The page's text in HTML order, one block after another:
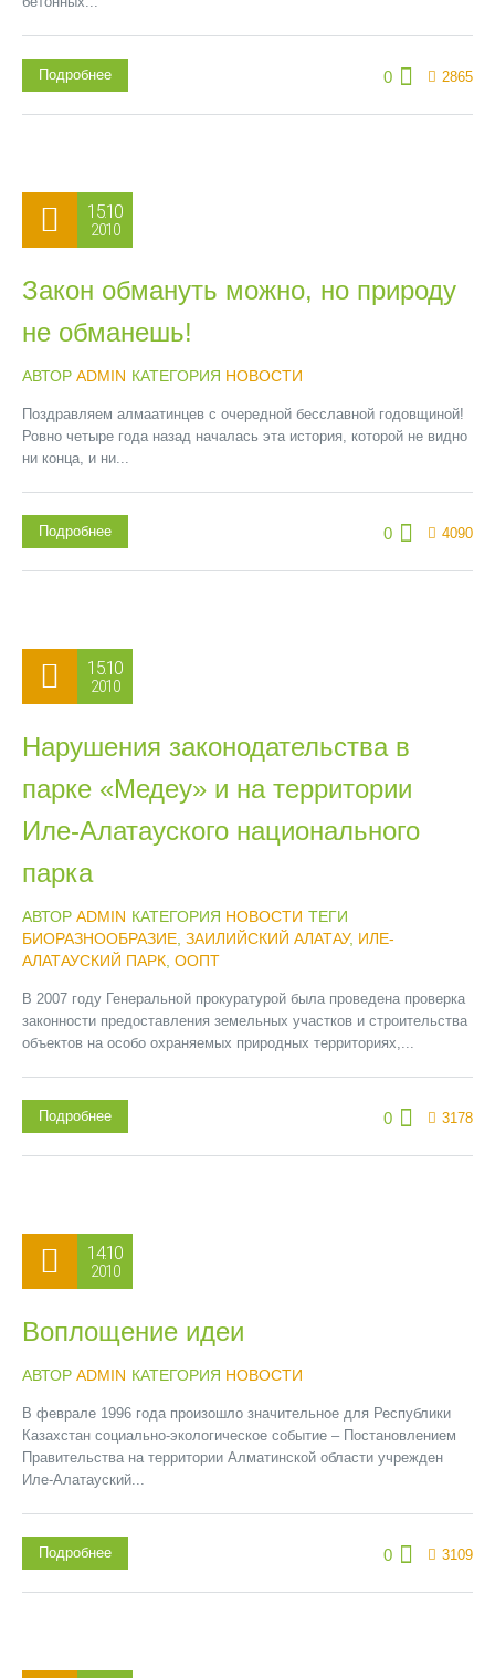
0 2865
Подробнее
15.10
2010
Закон обмануть можно, но природу
не обманешь!
АВТОР ADMIN КАТЕГОРИЯ НОВОСТИ
Поздравляем алмаатинцев с очередной бесславной годовщиной!
Ровно четыре года назад началась эта история, которой не видно
ни конца, и ни...
0 4090
Подробнее
15.10
2010
Нарушения законодательства в
парке «Медеу» и на территории
Иле-Алатауского национального
парка
АВТОР ADMIN КАТЕГОРИЯ НОВОСТИ ТЕГИ
БИОРАЗНООБРАЗИЕ ЗАИЛИЙСКИЙ АЛАТАУ, ИЛЕ-
АЛАТАУСКИЙ ПАРК ООПТ
В 2007 году Генеральной прокуратурой была проведена проверка
законности предоставления земельных участков и строительства
объектов на особо охраняемых природных территориях,...
0 3178
Подробнее
14.10
2010
Воплощение идеи
АВТОР ADMIN КАТЕГОРИЯ НОВОСТИ
В феврале 1996 года произошло значительное для Республики
Казахстан социально-экологическое событие – Постановлением
Правительства на территории Алматинской области учрежден
Иле-Алатауский...
0 3109
Подробнее